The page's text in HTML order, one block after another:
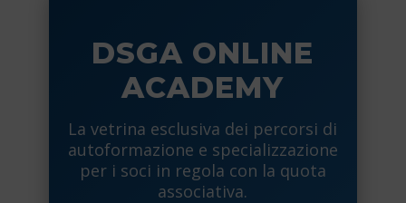
DSGA ONLINE
ACADEMY
La vetrina esclusiva dei percorsi di
autoformazione e specializzazione
per i soci in regola con la quota
associativa.